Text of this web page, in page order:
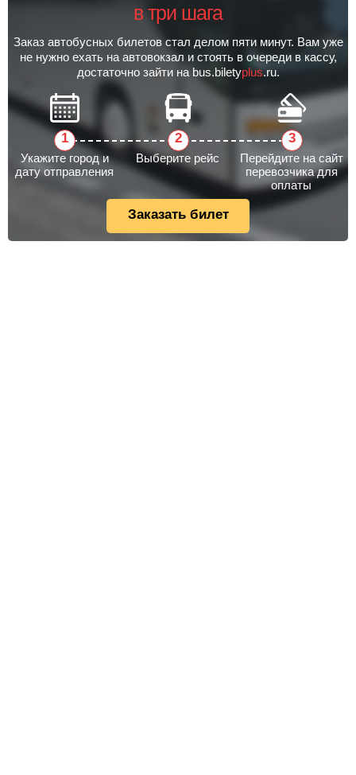
в три шага
Заказ автобусных билетов стал делом пяти минут. Вам уже
не нужно ехать на автовокзал и стоять в очереди в кассу,
достаточно зайти на bus.biletyplus.ru.
Укажите город и
дату отправления
Выберите рейс
Перейдите на сайт
перевозчика для
оплаты
Заказать билет